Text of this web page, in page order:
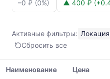
Квадрат
Москве
Показаны
минимальная,
медианная
и
–0 ₽ (0%)
▲ 400 ₽
Активные фильтры:
Сбросить все
Наименование Цена